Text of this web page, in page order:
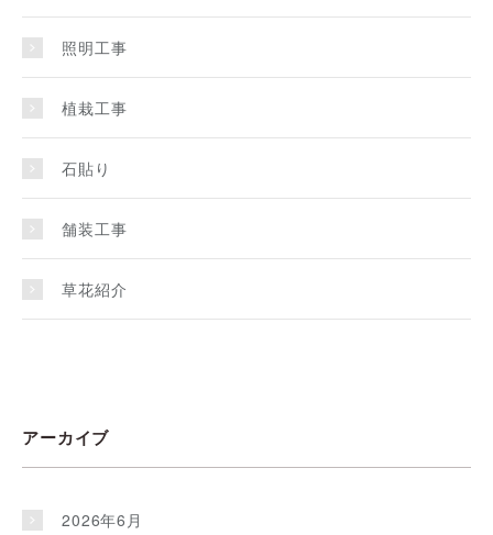
照明工事
植栽工事
石貼り
舗装工事
草花紹介
アーカイブ
2026年6月